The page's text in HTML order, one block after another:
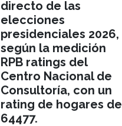
directo de las
elecciones
presidenciales 2026,
según la medición
RPB ratings del
Centro Nacional de
Consultoría, con un
rating de hogares de
64477.